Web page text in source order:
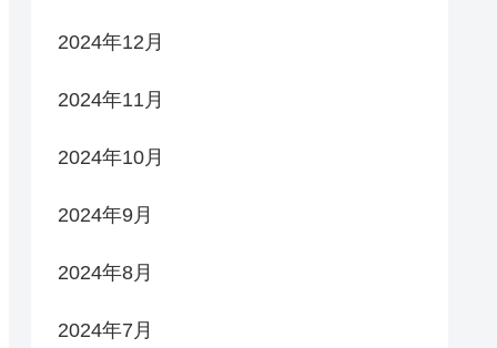
2024年12月
2024年11月
2024年10月
2024年9月
2024年8月
2024年7月